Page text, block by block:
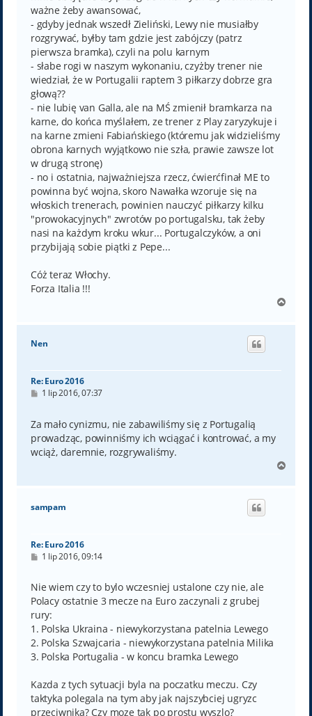
ważne żeby awansować,
- gdyby jednak wszedł Zieliński, Lewy nie musiałby
rozgrywać, byłby tam gdzie jest zabójczy (patrz
pierwsza bramka), czyli na polu karnym
- słabe rogi w naszym wykonaniu, czyżby trener nie
wiedział, że w Portugalii raptem 3 piłkarzy dobrze gra
głową??
- nie lubię van Galla, ale na MŚ zmienił bramkarza na
karne, do końca myślałem, ze trener z Play zaryzykuje i
na karne zmieni Fabiańskiego (któremu jak widzieliśmy
obrona karnych wyjątkowo nie szła, prawie zawsze lot
w drugą stronę)
- no i ostatnia, najważniejsza rzecz, ćwierćfinał ME to
powinna być wojna, skoro Nawałka wzoruje się na
włoskich trenerach, powinien nauczyć piłkarzy kilku
"prowokacyjnych" zwrotów po portugalsku, tak żeby
nasi na każdym kroku wkur... Portugalczyków, a oni
przybijają sobie piątki z Pepe...
Cóż teraz Włochy.
Forza Italia !!!
g
Nen
Re: Euro 2016
P
t
1 lip 2016, 07:37
Za mało cynizmu, nie zabawiliśmy się z Portugalią
prowadząc, powinniśmy ich wciągać i kontrować, a my
wciąż, daremnie, rozgrywaliśmy.
g
sampam
Re: Euro 2016
P
t
1 lip 2016, 09:14
Nie wiem czy to bylo wczesniej ustalone czy nie, ale
Polacy ostatnie 3 mecze na Euro zaczynali z grubej
rury:
1. Polska Ukraina - niewykorzystana patelnia Lewego
2. Polska Szwajcaria - niewykorzystana patelnia Milika
3. Polska Portugalia - w koncu bramka Lewego
Kazda z tych sytuacji byla na poczatku meczu. Czy
taktyka polegala na tym aby jak najszybciej ugryzc
przeciwnika? Czy moze tak po prostu wyszlo?